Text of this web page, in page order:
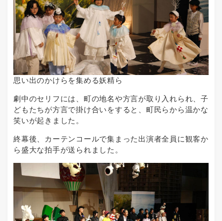
思い出のかけらを集める妖精ら
劇中のセリフには、町の地名や方言が取り入れられ、子
どもたちが方言で掛け合いをすると、町民らから温かな
笑いが起きました。
終幕後、カーテンコールで集まった出演者全員に観客か
ら盛大な拍手が送られました。